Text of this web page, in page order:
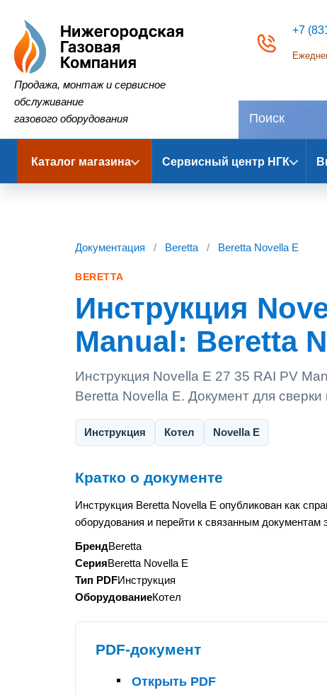
Нижегородская Газовая Компания
Продажа, монтаж и сервисное
обслуживание
газового оборудования
+7
Каталог магазина Сервисный центр НГК
Документация / Beretta / Beretta Novella E
BERETTA
Инструкция
Manual: Beretta
Инструкция Novella E 27 35 RAI PV
Beretta Novella E. Документ для
Инструкция Котел Novella E
Кратко о документе
Инструкция Beretta Novella E опубликован как
оборудования и перейти к связанным документам
БрендBeretta
СерияBeretta Novella E
Тип PDFИнструкция
ОборудованиеКотел
PDF-документ
Открыть PDF